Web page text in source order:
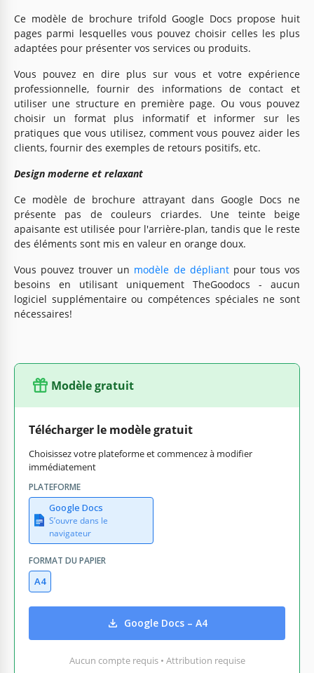
Ce modèle de brochure trifold Google Docs propose huit
pages parmi lesquelles vous pouvez choisir celles les plus
adaptées pour présenter vos services ou produits.
Vous pouvez en dire plus sur vous et votre expérience
professionnelle, fournir des informations de contact et
utiliser une structure en première page. Ou vous pouvez
choisir un format plus informatif et informer sur les
pratiques que vous utilisez, comment vous pouvez aider les
clients, fournir des exemples de retours positifs, etc.
Design moderne et relaxant
Ce modèle de brochure attrayant dans Google Docs ne
présente pas de couleurs criardes. Une teinte beige
apaisante est utilisée pour l'arrière-plan, tandis que le reste
des éléments sont mis en valeur en orange doux.
Vous pouvez trouver un modèle de dépliantpour tous vos
besoins en utilisant uniquement TheGoodocs - aucun
logiciel supplémentaire ou compétences spéciales ne sont
nécessaires!
Modèle gratuit
Télécharger le modèle gratuit
Choisissez votre plateforme et commencez à modifier
immédiatement
PLATEFORME
Google Docs
S’ouvre dans le
navigateur
FORMAT DU PAPIER
A4
Google Docs – A4
Aucun compte requis • Attribution requise